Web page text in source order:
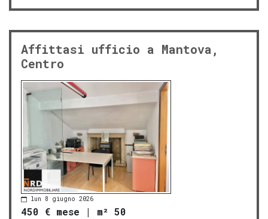
Affittasi ufficio a Mantova,
Centro
lun 8 giugno 2026
450 € mese | m² 50